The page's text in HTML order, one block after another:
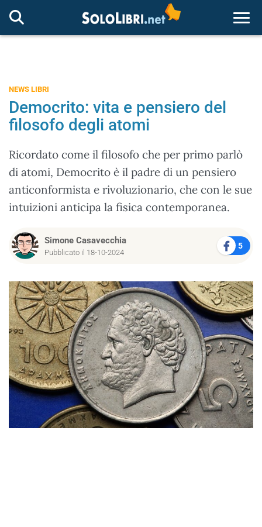
NEWS LIBRI
Democrito: vita e pensiero del
filosofo degli atomi
Ricordato come il filosofo che per primo parlò
di atomi, Democrito è il padre di un pensiero
anticonformista e rivoluzionario, che con le sue
intuizioni anticipa la fisica contemporanea.
Simone Casavecchia
Pubblicato il 18-10-2024
5